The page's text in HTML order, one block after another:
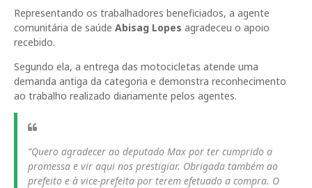
Representando os trabalhadores beneficiados, a agente
comunitária de saúde Abisag Lopes agradeceu o apoio
recebido.
Segundo ela, a entrega das motocicletas atende uma
demanda antiga da categoria e demonstra reconhecimento
ao trabalho realizado diariamente pelos agentes.
“Quero agradecer ao deputado Max por ter cumprido a
promessa e vir aqui nos prestigiar. Obrigada também ao
prefeito e à vice-prefeita por terem efetuado a compra. O